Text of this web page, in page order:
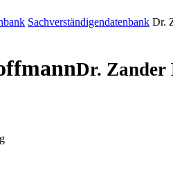
Sach­ver­stän­di­gen­daten­bank Dr.
Dr. Zander